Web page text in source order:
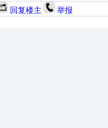
回复楼主 举报